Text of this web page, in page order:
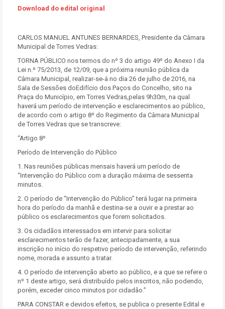
Download do edital original
CARLOS MANUEL ANTUNES BERNARDES, Presidente da Câmara
Municipal de Torres Vedras:
TORNA PÚBLICO nos termos do nº 3 do artigo 49º do Anexo I da
Lei n.º 75/2013, de 12/09, que a próxima reunião pública da
Câmara Municipal, realizar-se-á no dia 26 de julho de 2016, na
Sala de Sessões doEdifício dos Paços do Concelho, sito na
Praça do Município, em Torres Vedras,pelas 9h30m, na qual
haverá um período de intervenção e esclarecimentos ao público,
de acordo com o artigo 8º do Regimento da Câmara Municipal
de Torres Vedras que se transcreve:
“Artigo 8º
Período de Intervenção do Público
1. Nas reuniões públicas mensais haverá um período de
“Intervenção do Público com a duração máxima de sessenta
minutos.
2. O período de “Intervenção do Público” terá lugar na primeira
hora do período da manhã e destina-se a ouvir e a prestar ao
público os esclarecimentos que forem solicitados.
3. Os cidadãos interessados em intervir para solicitar
esclarecimentos terão de fazer, antecipadamente, a sua
inscrição no início do respetivo período de intervenção, referindo
nome, morada e assunto a tratar.
4. O período de intervenção aberto ao público, e a que se refere o
nº 1 deste artigo, será distribuído pelos inscritos, não podendo,
porém, exceder cinco minutos por cidadão.”
PARA CONSTAR e devidos efeitos, se publica o presente Edital e